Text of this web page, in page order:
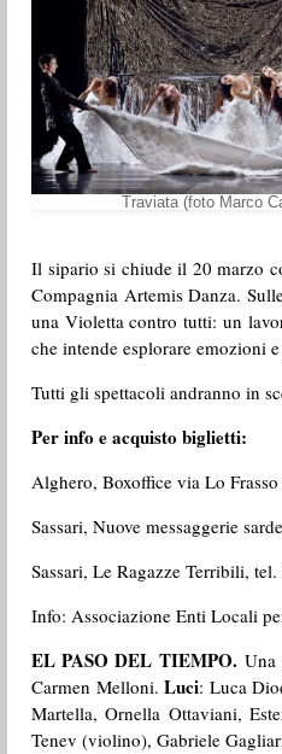
Traviata (foto Marco
Il sipario si chiude il 20 marzo
Compagnia Artemis Danza.
una Violetta contro tutti: un
che intende esplorare emozioni
Tutti gli spettacoli andranno in
Per info e acquisto biglietti:
Alghero, Boxoffice via Lo
Sassari, Nuove messaggerie
Sassari, Le Ragazze Terribili,
Info: Associazione Enti Locali
EL PASO DEL TIEMPO. Una
Carmen Melloni. Luci: Luca
Martella, Ornella Ottaviani,
Tenev (violino), Gabriele